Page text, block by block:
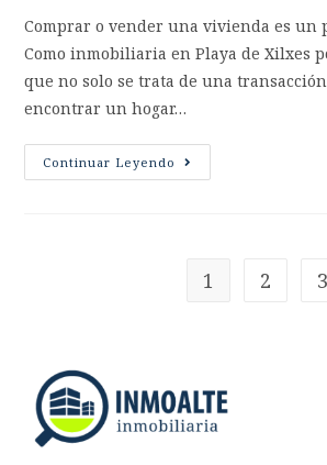
Comprar o vender una vivienda es un
Como inmobiliaria en Playa de Xilxes
que no solo se trata de una
encontrar un hogar…
Continuar Leyendo
1 2 3